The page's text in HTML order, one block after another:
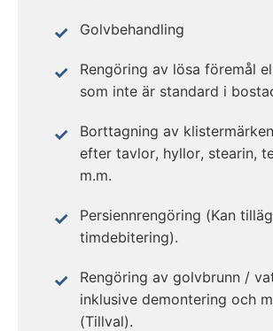
Golvbehandling
Rengöring av lösa föremål
som inte är standard i
Borttagning av
efter tavlor, hyllor, stearin,
m.m.
Persiennrengöring (Kan
timdebitering).
Rengöring av golvbrunn /
inklusive demontering och
(Tillval).